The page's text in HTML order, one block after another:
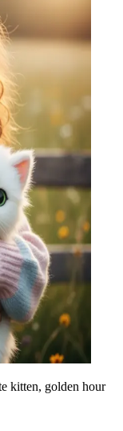
kitten, golden hour